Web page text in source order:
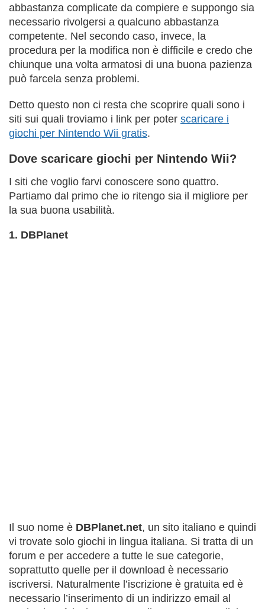
abbastanza complicate da compiere e suppongo sia
necessario rivolgersi a qualcuno abbastanza
competente. Nel secondo caso, invece, la
procedura per la modifica non è difficile e credo che
chiunque una volta armatosi di una buona pazienza
può farcela senza problemi.
Detto questo non ci resta che scoprire quali sono i
siti sui quali troviamo i link per poter scaricare i
giochi per Nintendo Wii gratis.
Dove scaricare giochi per Nintendo Wii?
I siti che voglio farvi conoscere sono quattro.
Partiamo dal primo che io ritengo sia il migliore per
la sua buona usabilità.
1. DBPlanet
Il suo nome è DBPlanet.net, un sito italiano e quindi
vi trovate solo giochi in lingua italiana. Si tratta di un
forum e per accedere a tutte le sue categorie,
soprattutto quelle per il download è necessario
iscriversi. Naturalmente l’iscrizione è gratuita ed è
necessario l’inserimento di un indirizzo email al